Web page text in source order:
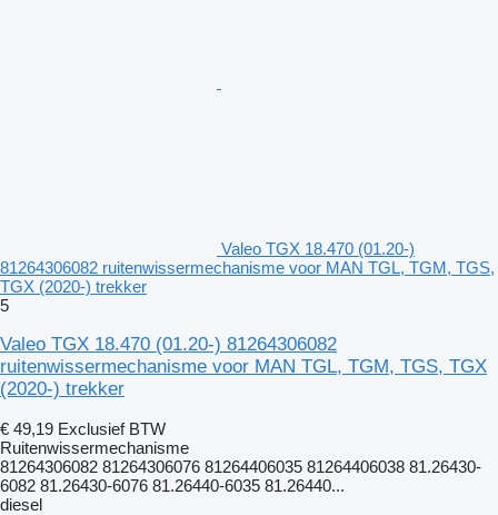
Valeo TGX 18.470 (01.20-)
81264306082 ruitenwissermechanisme voor MAN TGL, TGM, TGS,
TGX (2020-) trekker
5
Valeo TGX 18.470 (01.20-) 81264306082
ruitenwissermechanisme voor MAN TGL, TGM, TGS, TGX
(2020-) trekker
€ 49,19 Exclusief BTW
Ruitenwissermechanisme
81264306082 81264306076 81264406035 81264406038 81.26430-
6082 81.26430-6076 81.26440-6035 81.26440...
diesel